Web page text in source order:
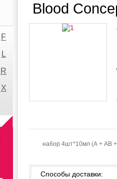
Blood
набор 4шт*10мл (А + АВ
Способы доставки:
F
L
R
X